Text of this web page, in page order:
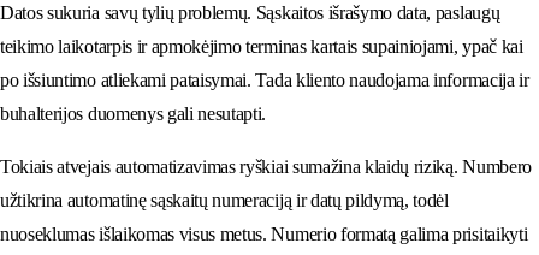
Datos sukuria savų tylių problemų. Sąskaitos išrašymo data, paslaugų
teikimo laikotarpis ir apmokėjimo terminas kartais supainiojami, ypač kai
po išsiuntimo atliekami pataisymai. Tada kliento naudojama informacija ir
buhalterijos duomenys gali nesutapti.
Tokiais atvejais automatizavimas ryškiai sumažina klaidų riziką. Numbero
užtikrina automatinę sąskaitų numeraciją ir datų pildymą, todėl
nuoseklumas išlaikomas visus metus. Numerio formatą galima prisitaikyti